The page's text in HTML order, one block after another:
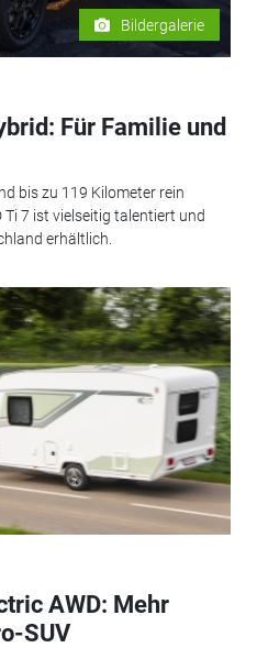
Bildergalerie
Für Familie und
bis zu 119 Kilometer rein
Ti 7 ist vielseitig talentiert und
erhältlich.
AWD: Mehr
SUV